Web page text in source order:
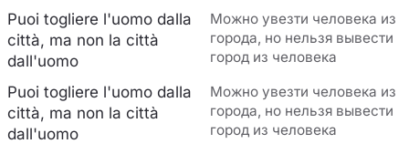
Puoi togliere l'uomo dalla
città, ma non la città
dall'uomo
Можно увезти человека из
города, но нельзя вывести
город из человека
Puoi togliere l'uomo dalla
città, ma non la città
dall'uomo
Можно увезти человека из
города, но нельзя вывести
город из человека